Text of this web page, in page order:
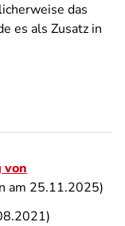
das
es als Zusatz in
von
am 25.11.2025)